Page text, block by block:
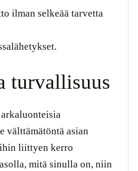
ilman selkeää tarvetta
turvallisuus
välttämätöntä asian
liittyen kerro
mitä sinulla on, niin